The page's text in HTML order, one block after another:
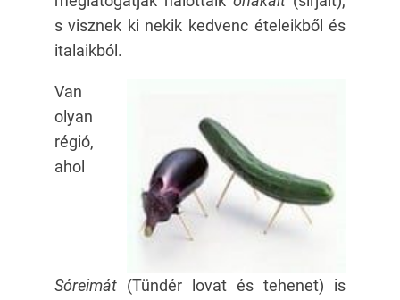
s visznek ki nekik kedvenc ételeikből és
italaikból.
Van
olyan
régió,
ahol
Sóreimát (Tündér lovat és tehenet) is